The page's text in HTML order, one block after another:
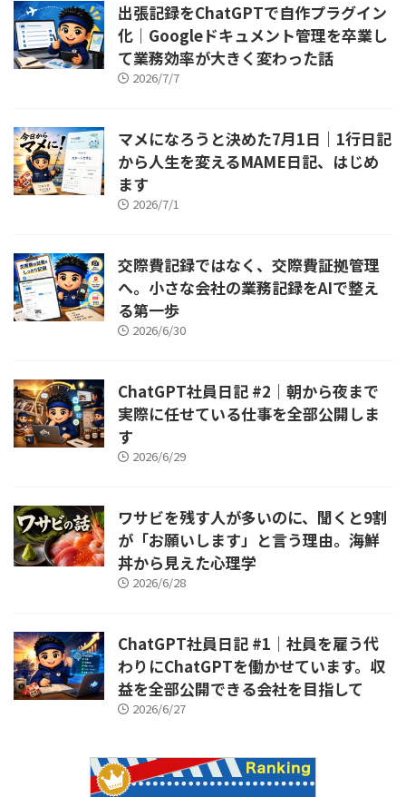
出張記録をChatGPTで自作プラグイン
化｜Googleドキュメント管理を卒業し
て業務効率が大きく変わった話
2026/7/7
マメになろうと決めた7月1日｜1行日記
から人生を変えるMAME日記、はじめ
ます
2026/7/1
交際費記録ではなく、交際費証拠管理
へ。小さな会社の業務記録をAIで整え
る第一歩
2026/6/30
ChatGPT社員日記 #2｜朝から夜まで
実際に任せている仕事を全部公開しま
す
2026/6/29
ワサビを残す人が多いのに、聞くと9割
が「お願いします」と言う理由。海鮮
丼から見えた心理学
2026/6/28
ChatGPT社員日記 #1｜社員を雇う代
わりにChatGPTを働かせています。収
益を全部公開できる会社を目指して
2026/6/27